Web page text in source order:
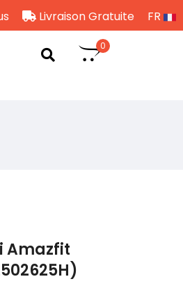
Livraison Gratuite FR
0
Amazfit